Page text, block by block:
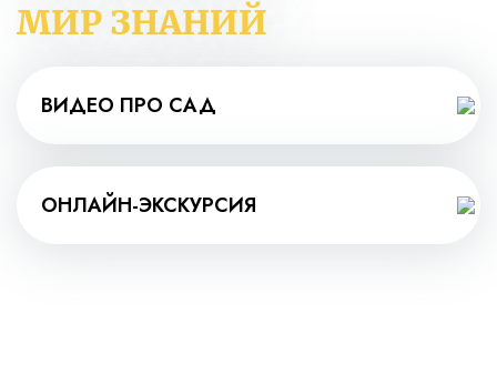
МИР ЗНАНИЙ
ВИДЕО ПРО САД
ОНЛАЙН-ЭКСКУРСИЯ